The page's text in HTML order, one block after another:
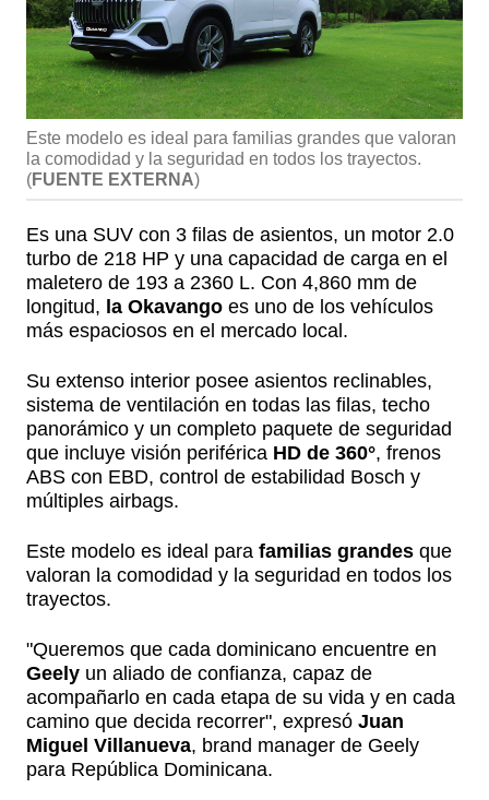
Este modelo es ideal para familias grandes que valoran
la comodidad y la seguridad en todos los trayectos.
(FUENTE EXTERNA)
Es una SUV con 3 filas de asientos, un motor 2.0
turbo de 218 HP y una capacidad de carga en el
maletero de 193 a 2360 L. Con 4,860 mm de
longitud, la Okavango es uno de los vehículos
más espaciosos en el mercado local.
Su extenso interior posee asientos reclinables,
sistema de ventilación en todas las filas, techo
panorámico y un completo paquete de seguridad
que incluye visión periférica HD de 360°, frenos
ABS con EBD, control de estabilidad Bosch y
múltiples airbags.
Este modelo es ideal para familias grandes que
valoran la comodidad y la seguridad en todos los
trayectos.
"Queremos que cada dominicano encuentre en
Geely un aliado de confianza, capaz de
acompañarlo en cada etapa de su vida y en cada
camino que decida recorrer", expresó Juan
Miguel Villanueva, brand manager de Geely
para República Dominicana.